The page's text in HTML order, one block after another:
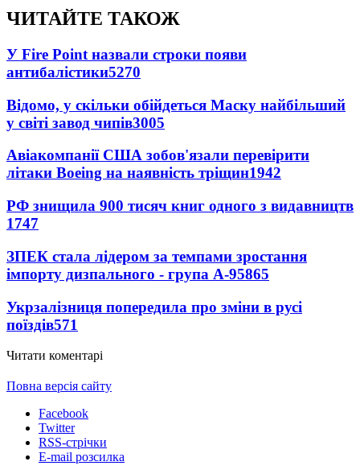
ЧИТАЙТЕ ТАКОЖ
У Fire Point назвали строки появи
антибалістики5270
Відомо, у скільки обійдеться Маску найбільший
у світі завод чипів3005
Авіакомпанії США зобов'язали перевірити
літаки Boeing на наявність тріщин1942
РФ знищила 900 тисяч книг одного з видавництв
1747
ЗПЕК стала лідером за темпами зростання
імпорту дизпального - група А-95865
Укрзалізниця попередила про зміни в русі
поїздів571
Читати коментарі
Повна версія сайту
Facebook
Twitter
RSS-стрічки
E-mail розсилка